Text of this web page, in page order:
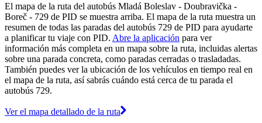
El mapa de la ruta del autobús Mladá Boleslav - Doubravička -
Boreč - 729 de PID se muestra arriba. El mapa de la ruta muestra un
resumen de todas las paradas del autobús 729 de PID para ayudarte
a planificar tu viaje con PID. Abre la aplicación para ver
información más completa en un mapa sobre la ruta, incluidas alertas
sobre una parada concreta, como paradas cerradas o trasladadas.
También puedes ver la ubicación de los vehículos en tiempo real en
el mapa de la ruta, así sabrás cuándo está cerca de tu parada el
autobús 729.
Ver el mapa detallado de la ruta